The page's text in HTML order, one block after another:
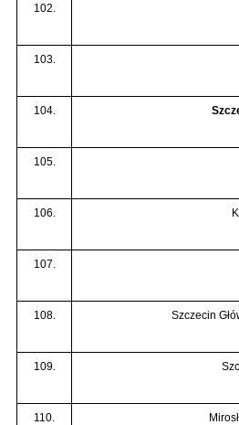
102.
103.
104.
105.
106.
107.
108. Szczecin
109.
110.